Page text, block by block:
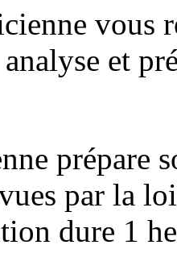
vous
analyse et
prépare
par la
dure 1